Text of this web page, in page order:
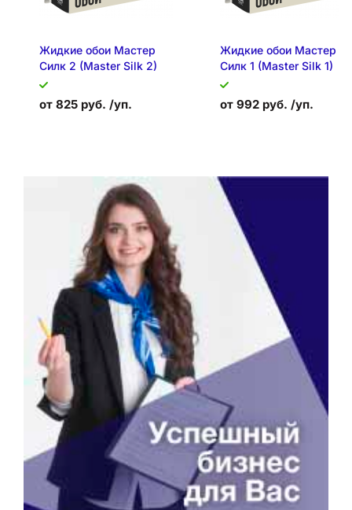
Жидкие обои Мастер
Силк 2 (Master Silk 2)
от 825 руб. /уп.
Жидкие обои Мастер
Силк 1 (Master Silk 1)
от 992 руб. /уп.